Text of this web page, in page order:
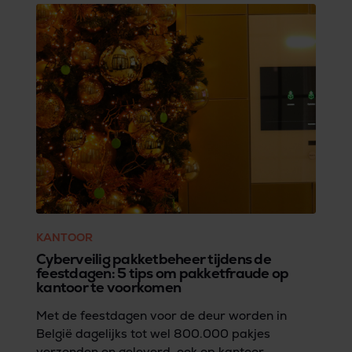
zodat de strenge sancties en eventuele boetes
alvast vermeden worden.
KANTOOR
Cyberveilig pakketbeheer tijdens de
feestdagen: 5 tips om pakketfraude op
kantoor te voorkomen
Met de feestdagen voor de deur worden in
België dagelijks tot wel 800.000 pakjes